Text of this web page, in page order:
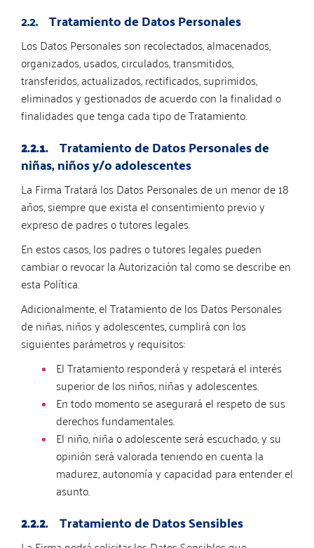
2.2. Tratamiento de Datos Personales
Los Datos Personales son recolectados, almacenados,
organizados, usados, circulados, transmitidos,
transferidos, actualizados, rectificados, suprimidos,
eliminados y gestionados de acuerdo con la finalidad o
finalidades que tenga cada tipo de Tratamiento.
2.2.1. Tratamiento de Datos Personales de
niñas, niños y/o adolescentes
La Firma Tratará los Datos Personales de un menor de 18
años, siempre que exista el consentimiento previo y
expreso de padres o tutores legales.
En estos casos, los padres o tutores legales pueden
cambiar o revocar la Autorización tal como se describe en
esta Política.
Adicionalmente, el Tratamiento de los Datos Personales
de niñas, niños y adolescentes, cumplirá con los
siguientes parámetros y requisitos:
El Tratamiento responderá y respetará el interés
superior de los niños, niñas y adolescentes.
En todo momento se asegurará el respeto de sus
derechos fundamentales.
El niño, niña o adolescente será escuchado, y su
opinión será valorada teniendo en cuenta la
madurez, autonomía y capacidad para entender el
asunto.
2.2.2. Tratamiento de Datos Sensibles